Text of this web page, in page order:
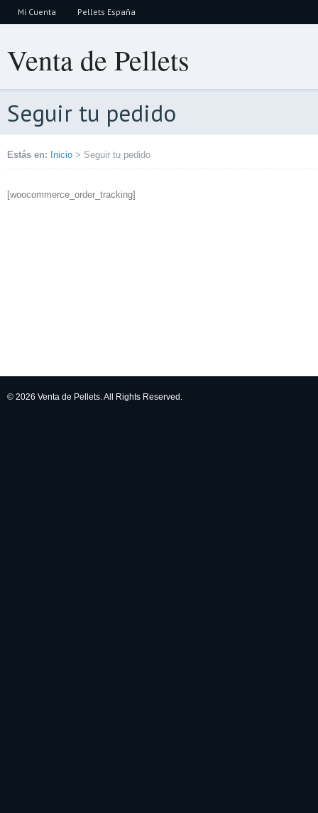
Mi Cuenta Pellets España
Venta de Pellets
Seguir tu pedido
Estás en: Inicio > Seguir tu pedido
[woocommerce_order_tracking]
© 2026 Venta de Pellets. All Rights Reserved.